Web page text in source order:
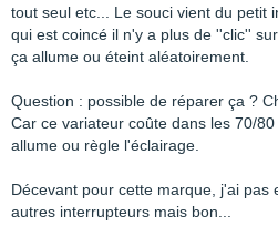
tout seul etc... Le souci vient du petit
qui est coincé il n'y a plus de ''clic''
ça allume ou éteint aléatoirement.
Question : possible de réparer ça ?
Car ce variateur coûte dans les 70/
allume ou règle l'éclairage.
Décevant pour cette marque, j'ai pas
autres interrupteurs mais bon...